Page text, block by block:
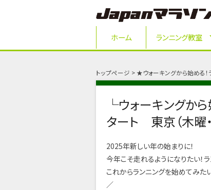
ホーム ランニング教室
トップページ ★ウォーキングから始める
└ウォーキングか
タート 東京（木曜
2025年新しい年の始まりに！
今年こそ走れるようになりたい！
これからランニングを始めてみた
／